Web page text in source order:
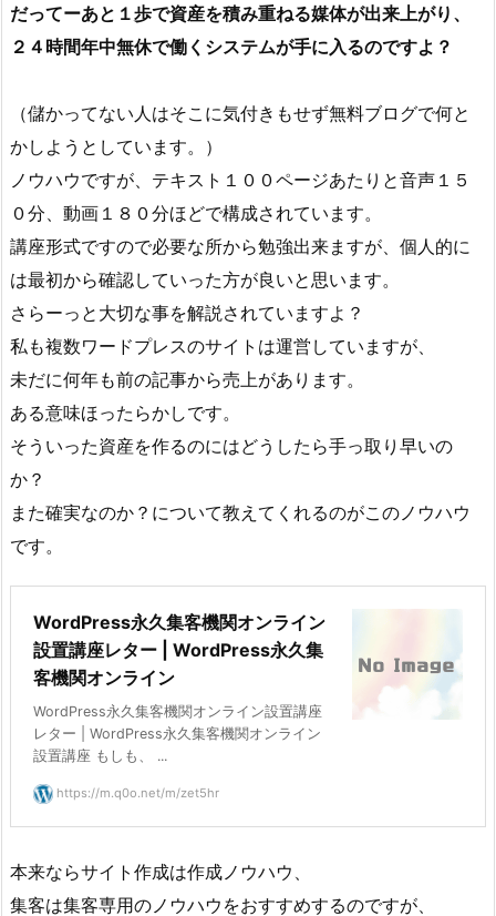
だってーあと１歩で資産を積み重ねる媒体が出来上がり、
２４時間年中無休で働くシステムが手に入るのですよ？
（儲かってない人はそこに気付きもせず無料ブログで何と
かしようとしています。）
ノウハウですが、テキスト１００ページあたりと音声１５
０分、動画１８０分ほどで構成されています。
講座形式ですので必要な所から勉強出来ますが、個人的に
は最初から確認していった方が良いと思います。
さらーっと大切な事を解説されていますよ？
私も複数ワードプレスのサイトは運営していますが、
未だに何年も前の記事から売上があります。
ある意味ほったらかしです。
そういった資産を作るのにはどうしたら手っ取り早いの
か？
また確実なのか？について教えてくれるのがこのノウハウ
です。
WordPress永久集客機関オンライン
設置講座レター | WordPress永久集
客機関オンライン
WordPress永久集客機関オンライン設置講座
レター | WordPress永久集客機関オンライン
設置講座 もしも、 ...
https://m.q0o.net/m/zet5hr
本来ならサイト作成は作成ノウハウ、
集客は集客専用のノウハウをおすすめするのですが、